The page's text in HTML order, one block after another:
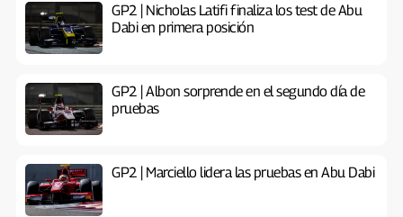
GP2 | Nicholas Latifi finaliza los test de Abu
Dabi en primera posición
GP2 | Albon sorprende en el segundo día de
pruebas
GP2 | Marciello lidera las pruebas en Abu Dabi